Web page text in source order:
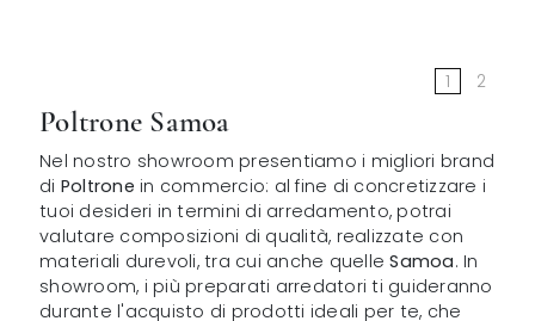
1 2
Poltrone Samoa
Nel nostro showroom presentiamo i migliori brand
di Poltrone in commercio: al fine di concretizzare i
tuoi desideri in termini di arredamento, potrai
valutare composizioni di qualità, realizzate con
materiali durevoli, tra cui anche quelleSamoa. In
showroom, i più preparati arredatori ti guideranno
durante l'acquisto di prodotti ideali per te, che